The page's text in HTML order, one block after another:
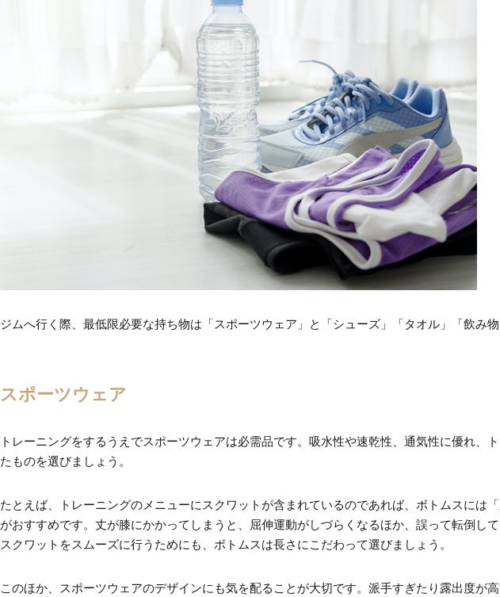
ジムへ行く際、最低限必要な持ち物は「スポーツウェア」と「シューズ」「タオル」「飲み物
スポーツウェア
トレーニングをするうえでスポーツウェアは必需品です。吸水性や速乾性、通気性に優れ、
たものを選びましょう。
たとえば、トレーニングのメニューにスクワットが含まれているのであれば、ボトムスには
がおすすめです。丈が膝にかかってしまうと、屈伸運動がしづらくなるほか、誤って転倒して
スクワットをスムーズに行うためにも、ボトムスは長さにこだわって選びましょう。
このほか、スポーツウェアのデザインにも気を配ることが大切です。派手すぎたり露出度が